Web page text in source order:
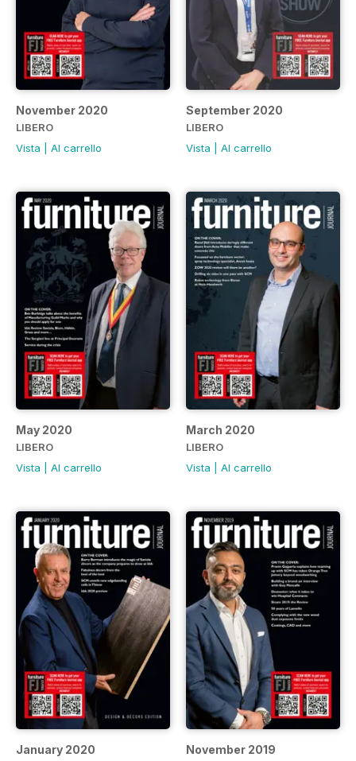
November 2020
LIBERO
Vista
Al carrello
September 2020
LIBERO
Vista
Al carrello
May 2020
LIBERO
Vista
Al carrello
March 2020
LIBERO
Vista
Al carrello
January 2020 November 2019